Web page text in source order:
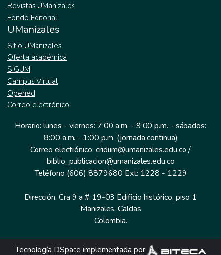
Revistas UManizales
Fondo Editorial
UManizales
Sitio UManizales
Oferta académica
SIGUM
Campus Virtual
Opened
Correo electrónico
Horario: lunes - viernes: 7:00 a.m. - 9:00 p.m. - sábados:
8:00 a.m. - 1:00 p.m. (jornada continua)
Correo electrónico: cridum@umanizales.edu.co /
biblio_publicacion@umanizales.edu.co
Teléfono (606) 8879680 Ext: 1228 - 1229
Dirección: Cra 9 a # 19-03 Edificio histórico, piso 1
Manizales, Caldas
Colombia.
Tecnología DSpace implementada por